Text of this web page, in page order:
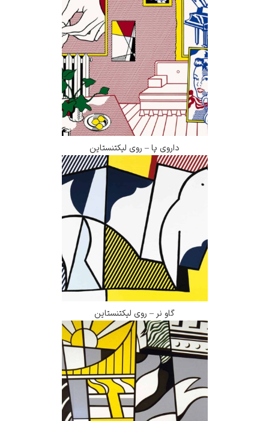
داروی پا – روی لیکتنستاین
گاو نر – روی لیکتنستاین